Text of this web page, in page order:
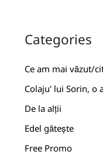
Categories
Ce am mai văzut/
Colaju' lui Sorin, o
De la alții
Edel gătește
Free Promo